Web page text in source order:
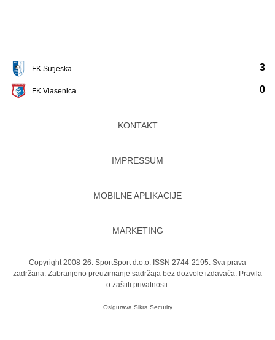
FK Sutjeska
FK Vlasenica
3
0
KONTAKT
IMPRESSUM
MOBILNE APLIKACIJE
MARKETING
Copyright 2008-26. SportSport d.o.o. ISSN 2744-2195. Sva prava
zadržana. Zabranjeno preuzimanje sadržaja bez dozvole izdavača. Pravila
o zaštiti privatnosti.
Osigurava Sikra Security